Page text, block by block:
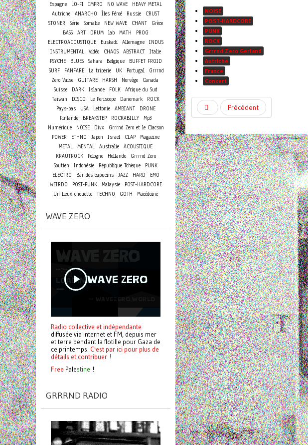
NOISE
POST-HARDCORE
PUNK
ROCK
Grrrnd Zero Gerland
Autriche
France
Concert
Précédent
Espagne
LO-FI IMPRO NO WAVE
HEAVY METAL
Autriche ANARCHO Îles Féroé Russie
CRUST
STONER
Série Somalie NEW WAVE CHANT
Grèce
BASS ART DRUM lab MATH
PROG
ELECTROACOUSTIQUE
Euskadi Allemagne INDUS
INSTRUMENTAL Vidéo CHAOS ABSTRACT Italie
PSYCHE
BLUES Sahara Belgique
BUFFET FROID
SURF
FANFARE La triperie UK Portugal
Grrrnd
Zero Vaise
GUITARE HARSH Norvège
Canada
Suisse
DARK Islande FOLK Afrique du Sud
Taiwan
DISCO Le Periscope Danemark
ROCK
Pays-bas
USA Lettonie AMBIANT
DRONE
Finlande
BREAKSTEP ROCKABILLY Mp3
Numérique
NOISE Divx
Grrrnd Zero et le Clacson
POWER
ETHNO Japon Israel CLAP Magazine
METAL MENTAL Australie ACOUSTIQUE
KRAUTROCK
Pologne Hollande
Grrrnd Zero
Soutien
Indonésie République Tchèque
PUNK
ELECTRO
Bar des capucins JAZZ HARD
EMO
WEIRDO
POST-PUNK Malaysie
POST-HARDCORE
Un lieux chouette TECHNO GOTH Macédoine
WAVE ZERO
Radio collective et indépendante
diffusée via internet et FM, depuis mer
et terre pendant la flotille pour Gaza de
ce printemps. C'est par ici pour plus de
détails et contribuer !
Free Palestine !
GRRRND RADIO